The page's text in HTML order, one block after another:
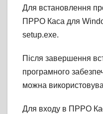
Для встановлення
ПРРО Каса для
setup.exe.
Після завершення
програмного
можна
Для входу в ПРРО